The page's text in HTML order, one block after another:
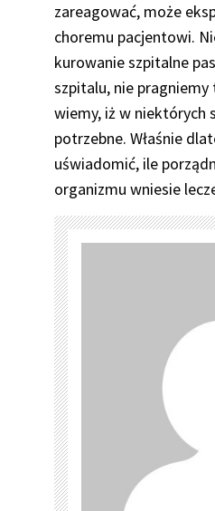
zareagować, może
choremu pacjentowi.
kurowanie szpitalne
szpitalu, nie
wiemy, iż w niektórych
potrzebne. Właśnie
uświadomić, ile
organizmu wniesie